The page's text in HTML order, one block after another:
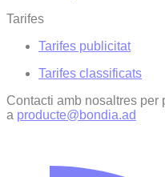
Tarifes
Tarifes publicitat
Tarifes classificats
Contacti amb nosaltres
a producte@bondia.ad